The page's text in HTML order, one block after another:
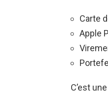
Carte
Apple
C’est